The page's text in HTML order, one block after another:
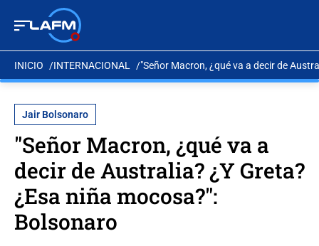
INICIO INTERNACIONAL "Señor Macron, ¿qué va a decir de
Jair Bolsonaro
"Señor Macron, ¿qué va a
decir de Australia? ¿Y Greta?
¿Esa niña mocosa?":
Bolsonaro